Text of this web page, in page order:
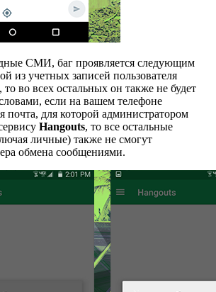
СМИ, баг проявляется следующим
из учетных записей пользователя
, то во всех остальных он также не будет
если на вашем телефоне
почта, для которой администратором
Hangouts, то все остальные
личные) также не смогут
обмена сообщениями.